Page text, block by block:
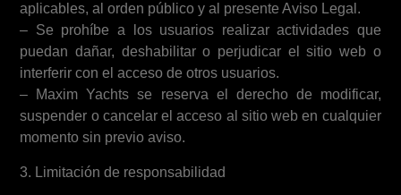
aplicables, al orden público y al presente Aviso Legal.
– Se prohíbe a los usuarios realizar actividades que
puedan dañar, deshabilitar o perjudicar el sitio web o
interferir con el acceso de otros usuarios.
– Maxim Yachts se reserva el derecho de modificar,
suspender o cancelar el acceso al sitio web en cualquier
momento sin previo aviso.
3. Limitación de responsabilidad